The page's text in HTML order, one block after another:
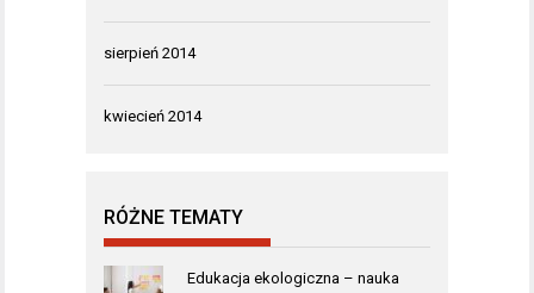
sierpień 2014
kwiecień 2014
RÓŻNE TEMATY
Edukacja ekologiczna – nauka